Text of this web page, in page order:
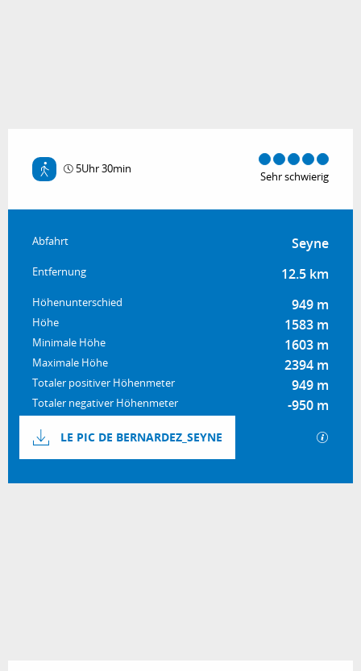
5Uhr 30min
Sehr schwierig
Praktische Informationen
Abfahrt Seyne
Entfernung 12.5 km
Höhenunterschied 949 m
Höhe 1583 m
Minimale Höhe 1603 m
Maximale Höhe 2394 m
Totaler positiver Höhenmeter 949 m
Totaler negativer Höhenmeter -950 m
Dokumentation
LE PIC DE BERNARDEZ_SEYNE Mit